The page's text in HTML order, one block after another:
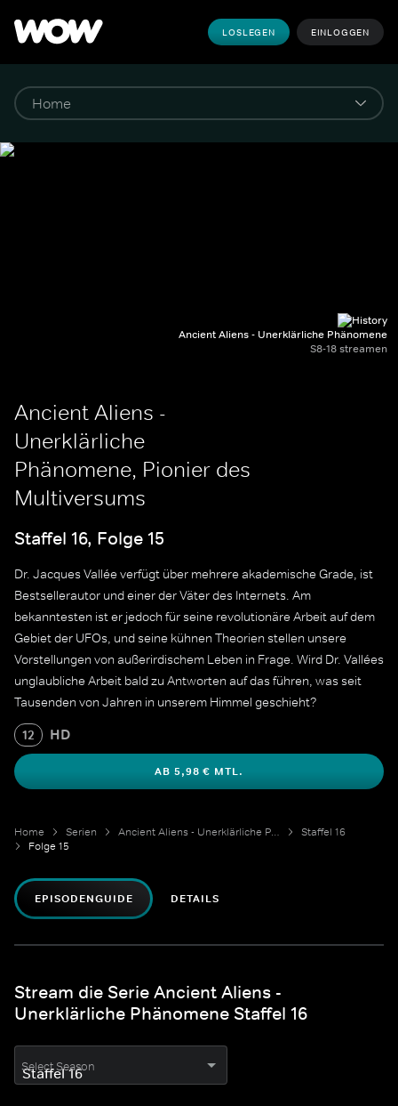
LOSLEGEN EINLOGGEN
Ancient Aliens - Unerklärliche Phänomene
S8-18 streamen
Ancient Aliens -
Unerklärliche
Phänomene, Pionier des
Multiversums
Staffel 16, Folge 15
Dr. Jacques Vallée verfügt über mehrere akademische Grade, ist
Bestsellerautor und einer der Väter des Internets. Am
bekanntesten ist er jedoch für seine revolutionäre Arbeit auf dem
Gebiet der UFOs, und seine kühnen Theorien stellen unsere
Vorstellungen von außerirdischem Leben in Frage. Wird Dr. Vallées
unglaubliche Arbeit bald zu Antworten auf das führen, was seit
Tausenden von Jahren in unserem Himmel geschieht?
12 HD
AB 5,98 € MTL.
Home Serien Ancient Aliens - Unerklärliche Phänomene
Staffel 16
Folge 15
EPISODENGUIDE DETAILS
Stream die Serie Ancient Aliens -
Unerklärliche Phänomene Staffel 16
Select Season